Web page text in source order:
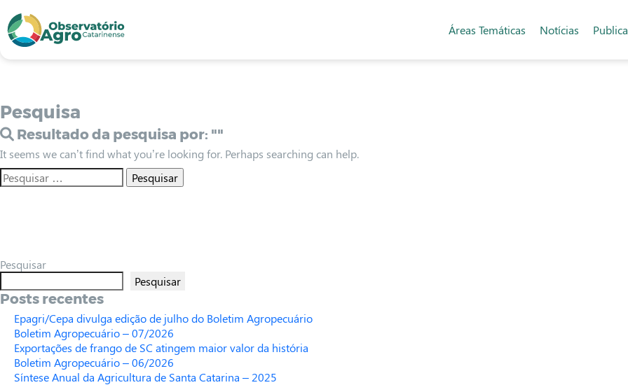
2
3
4
Áreas Temáticas Notícias
Pesquisa
Resultado da pesquisa por: ""
It seems we can’t find what you’re looking for. Perhaps searching can help.
Pesquisar
Pesquisar
Posts recentes
Epagri/Cepa divulga edição de julho do Boletim Agropecuário
Boletim Agropecuário – 07/2026
Exportações de frango de SC atingem maior valor da história
Boletim Agropecuário – 06/2026
Síntese Anual da Agricultura de Santa Catarina – 2025